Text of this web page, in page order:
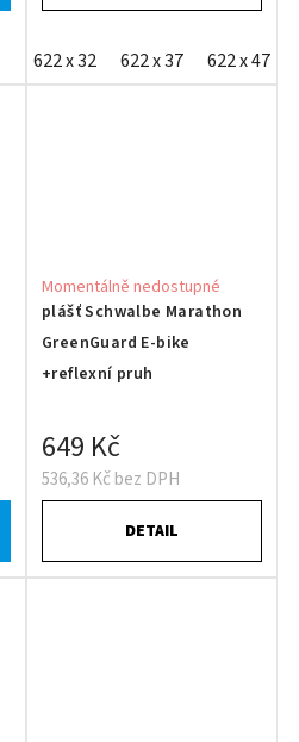
622 x 32 622 x 37 622 x 47
plášť Schwalbe Marathon
GreenGuard E-bike
+reflexní pruh
Momentálně nedostupné
536,36 Kč bez DPH
649 Kč
DETAIL